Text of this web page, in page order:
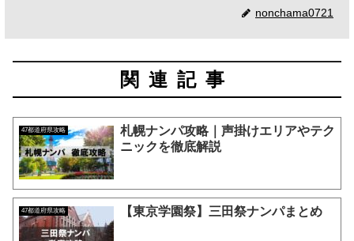
nonchama0721
関連記事
47都道府県攻略
札幌ナンパ攻略｜声掛けエリアやテク
ニックを徹底解説
47都道府県攻略 【東京学園祭】三田祭ナンパまとめ